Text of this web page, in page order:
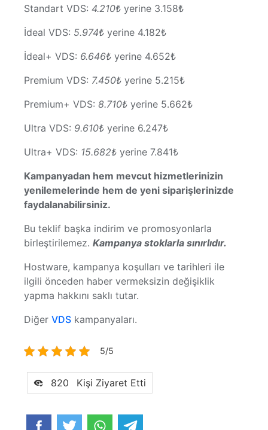
Standart VDS: 4.210₺ yerine 3.158₺
İdeal VDS: 5.974₺ yerine 4.182₺
İdeal+ VDS: 6.646₺ yerine 4.652₺
Premium VDS: 7.450₺ yerine 5.215₺
Premium+ VDS: 8.710₺ yerine 5.662₺
Ultra VDS: 9.610₺ yerine 6.247₺
Ultra+ VDS: 15.682₺ yerine 7.841₺
Kampanyadan hem mevcut hizmetlerinizin
yenilemelerinde hem de yeni siparişlerinizde
faydalanabilirsiniz.
Bu teklif başka indirim ve promosyonlarla
birleştirilemez. Kampanya stoklarla sınırlıdır.
Hostware, kampanya koşulları ve tarihleri ile
ilgili önceden haber vermeksizin değişiklik
yapma hakkını saklı tutar.
Diğer VDS kampanyaları.
5/5
820 Kişi Ziyaret Etti